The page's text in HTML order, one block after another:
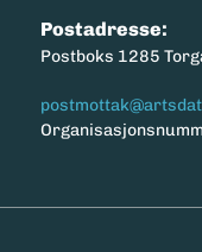
Postadresse:
Postboks 1285